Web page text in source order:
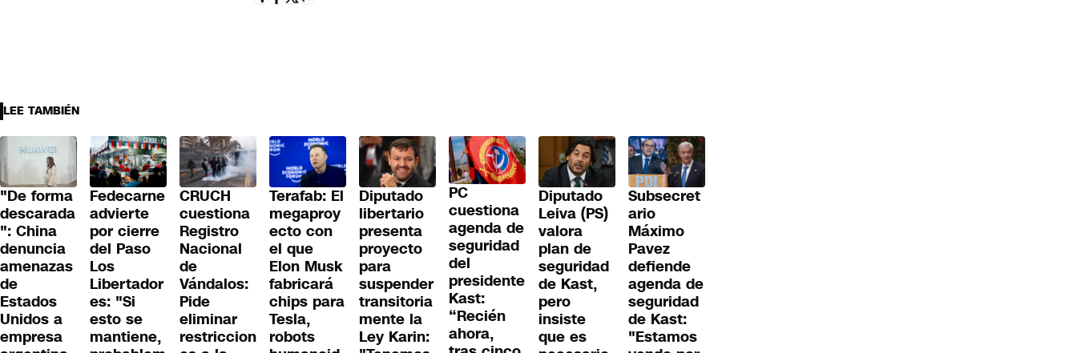
LEE TAMBIÉN
"De forma
descarada
": China
denuncia
amenazas
de
Estados
Unidos a
empresa
Fedecarne
advierte
por cierre
del Paso
Los
Libertador
es: "Si
esto se
mantiene,
CRUCH
cuestiona
Registro
Nacional
de
Vándalos:
Pide
eliminar
restriccion
Terafab: El
megaproy
ecto con
el que
Elon Musk
fabricará
chips para
Tesla,
robots
Diputado
libertario
presenta
proyecto
para
suspender
transitoria
mente la
Ley Karin:
PC
cuestiona
agenda de
seguridad
del
presidente
Kast:
“Recién
ahora,
Diputado
Leiva (PS)
valora
plan de
seguridad
de Kast,
pero
insiste
que es
Subsecret
ario
Máximo
Pavez
defiende
agenda de
seguridad
de Kast:
"Estamos